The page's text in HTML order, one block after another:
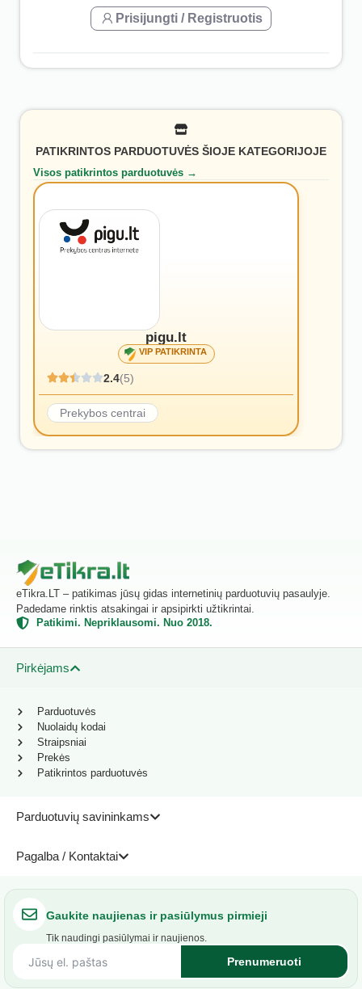
Prisijungti / Registruotis
PATIKRINTOS PARDUOTUVĖS ŠIOJE KATEGORIJOJE
Visos patikrintos parduotuvės →
pigu.lt
VIP PATIKRINTA
2.4(5)
Prekybos centrai
eTikra.LT – patikimas jūsų gidas internetinių parduotuvių pasaulyje.
Padedame rinktis atsakingai ir apsipirkti užtikrintai.
Patikimi. Nepriklausomi. Nuo 2018.
Pirkėjams
Parduotuvių savininkams
Pagalba / Kontaktai
Parduotuvės
Nuolaidų kodai
Straipsniai
Prekės
Patikrintos parduotuvės
Gaukite naujienas ir pasiūlymus pirmieji
Tik naudingi pasiūlymai ir naujienos.
Prenumeruoti